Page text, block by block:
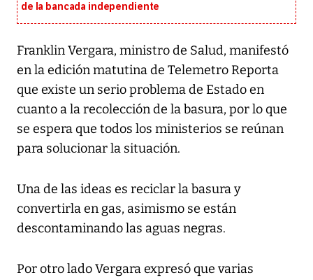
de la bancada independiente
Franklin Vergara, ministro de Salud, manifestó
en la edición matutina de Telemetro Reporta
que existe un serio problema de Estado en
cuanto a la recolección de la basura, por lo que
se espera que todos los ministerios se reúnan
para solucionar la situación.
Una de las ideas es reciclar la basura y
convertirla en gas, asimismo se están
descontaminando las aguas negras.
Por otro lado Vergara expresó que varias